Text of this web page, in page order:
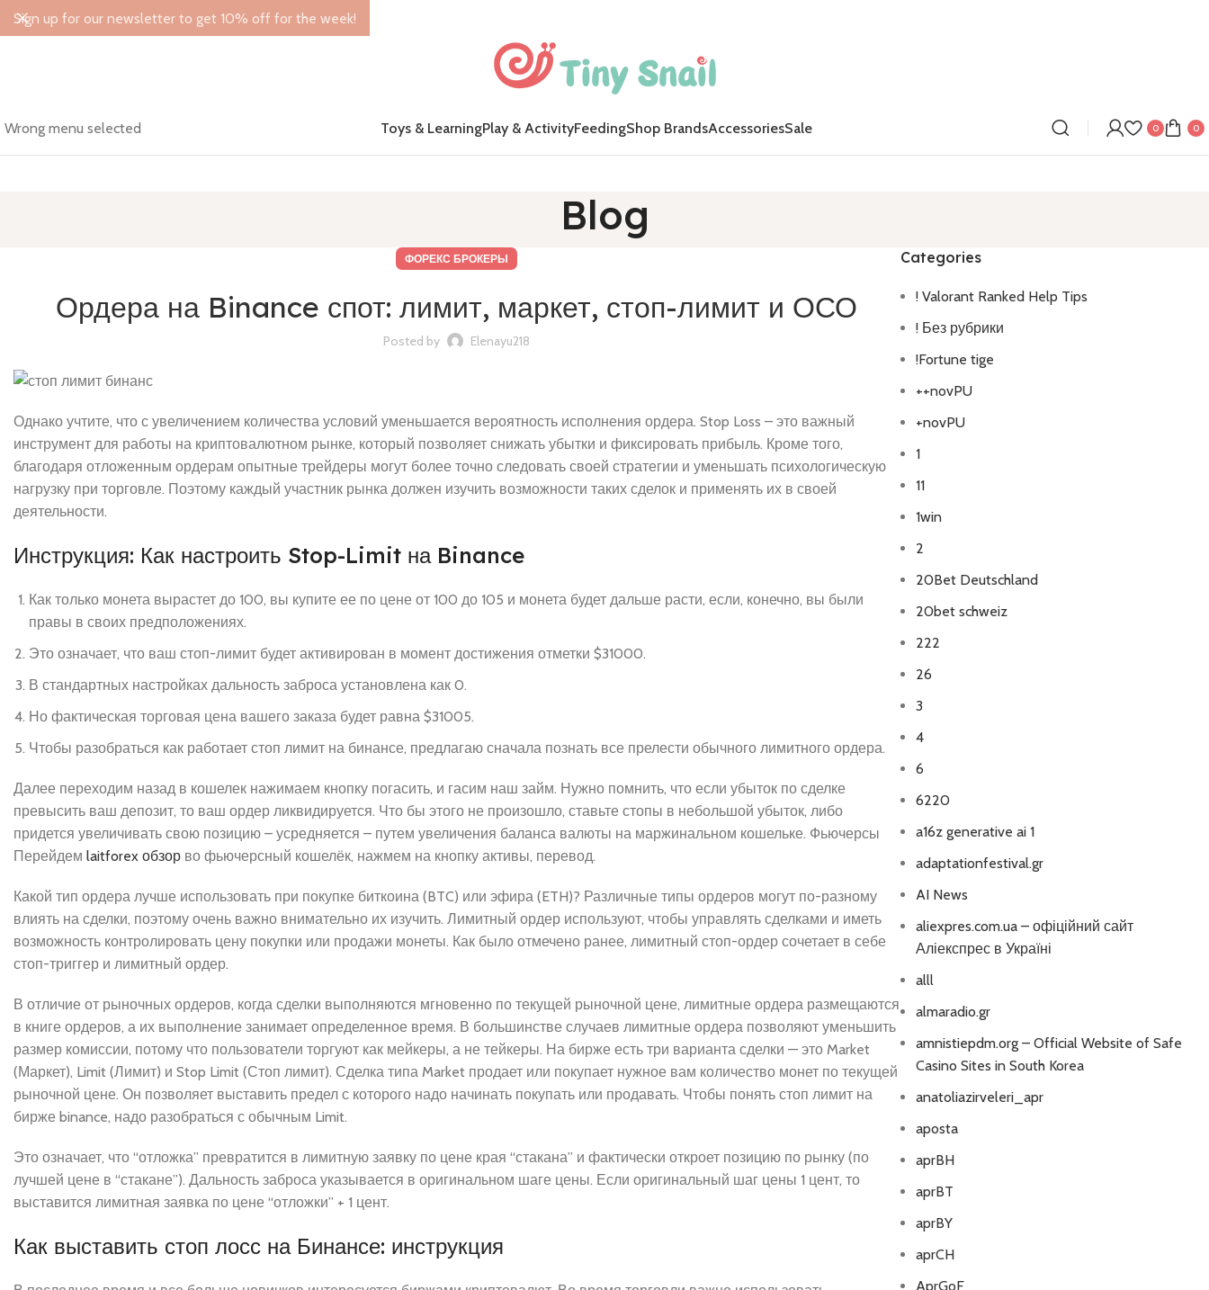
Wrong menu selected Toys & LearningPlay & ActivityFeedingShop BrandsAccessoriesSale 0 0
Blog
ФОРЕКС БРОКЕРЫ
Ордера на Binance спот: лимит, маркет, стоп-лимит и ОСО
Posted by Elenayu218
Однако учтите, что с увеличением количества условий уменьшается вероятность исполнения ордера. Stop Loss – это важный
инструмент для работы на криптовалютном рынке, который позволяет снижать убытки и фиксировать прибыль. Кроме того,
благодаря отложенным ордерам опытные трейдеры могут более точно следовать своей стратегии и уменьшать психологическую
нагрузку при торговле. Поэтому каждый участник рынка должен изучить возможности таких сделок и применять их в своей
деятельности.
Инструкция: Как настроить Stop-Limit на Binance
Как только монета вырастет до 100, вы купите ее по цене от 100 до 105 и монета будет дальше расти, если, конечно, вы были
правы в своих предположениях.
Это означает, что ваш стоп-лимит будет активирован в момент достижения отметки $31000.
В стандартных настройках дальность заброса установлена как 0.
Но фактическая торговая цена вашего заказа будет равна $31005.
Чтобы разобраться как работает стоп лимит на бинансе, предлагаю сначала познать все прелести обычного лимитного ордера.
Далее переходим назад в кошелек нажимаем кнопку погасить, и гасим наш займ. Нужно помнить, что если убыток по сделке
превысить ваш депозит, то ваш ордер ликвидируется. Что бы этого не произошло, ставьте стопы в небольшой убыток, либо
придется увеличивать свою позицию – усредняется – путем увеличения баланса валюты на маржинальном кошельке. Фьючерсы
Перейдем laitforex обзор во фьючерсный кошелёк, нажмем на кнопку активы, перевод.
Какой тип ордера лучше использовать при покупке биткоина (BTC) или эфира (ETH)? Различные типы ордеров могут по-разному
влиять на сделки, поэтому очень важно внимательно их изучить. Лимитный ордер используют, чтобы управлять сделками и иметь
возможность контролировать цену покупки или продажи монеты. Как было отмечено ранее, лимитный стоп-ордер сочетает в себе
стоп-триггер и лимитный ордер.
В отличие от рыночных ордеров, когда сделки выполняются мгновенно по текущей рыночной цене, лимитные ордера размещаются
в книге ордеров, а их выполнение занимает определенное время. В большинстве случаев лимитные ордера позволяют уменьшить
размер комиссии, потому что пользователи торгуют как мейкеры, а не тейкеры. На бирже есть три варианта сделки — это Market
(Маркет), Limit (Лимит) и Stop Limit (Стоп лимит). Сделка типа Market продает или покупает нужное вам количество монет по текущей
рыночной цене. Он позволяет выставить предел с которого надо начинать покупать или продавать. Чтобы понять стоп лимит на
бирже binance, надо разобраться с обычным Limit.
Это означает, что “отложка” превратится в лимитную заявку по цене края “стакана” и фактически откроет позицию по рынку (по
лучшей цене в “стакане”). Дальность заброса указывается в оригинальном шаге цены. Если оригинальный шаг цены 1 цент, то
выставится лимитная заявка по цене “отложки” + 1 цент.
Как выставить стоп лосс на Бинансе: инструкция
Categories
! Valorant Ranked Help Tips
! Без рубрики
!Fortune tige
++novPU
+novPU
1
11
1win
2
20Bet Deutschland
20bet schweiz
222
26
3
4
6
6220
a16z generative ai 1
adaptationfestival.gr
AI News
aliexpres.com.ua – офіційний сайт
Аліекспрес в Україні
alll
almaradio.gr
amnistiepdm.org – Official Website of Safe
Casino Sites in South Korea
anatoliazirveleri_apr
aposta
aprBH
aprBT
aprBY
aprCH
AprGoF
Sign up for our newsletter to get 10% off for the week!